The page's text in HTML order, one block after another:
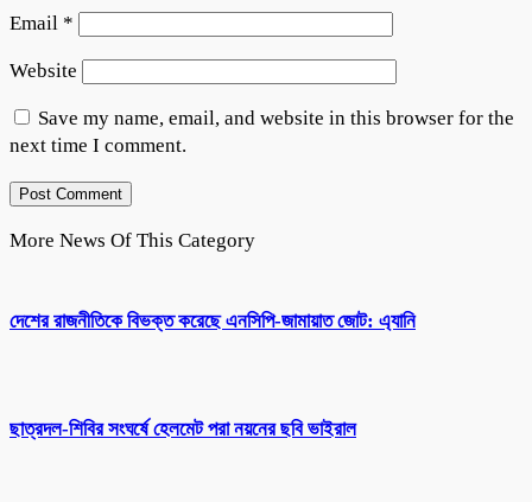
Email *
Website
Save my name, email, and website in this browser for the
next time I comment.
More News Of This Category
দেশের রাজনীতিকে বিভক্ত করেছে এনসিপি-জামায়াত জোট: এ্যানি
ছাত্রদল-শিবির সংঘর্ষে হেলমেট পরা নয়নের ছবি ভাইরাল